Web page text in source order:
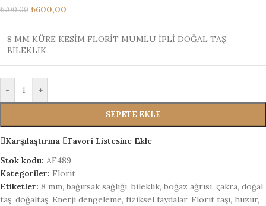
₺700,00 ₺600,00
8 MM KÜRE KESİM FLORİT MUMLU İPLİ DOĞAL TAŞ
BİLEKLİK
- +
SEPETE EKLE
Karşılaştırma
Favori Listesine Ekle
Stok kodu: AF489
Kategoriler: Florit
Etiketler: 8 mm, bağırsak sağlığı, bileklik, boğaz ağrısı, çakra, doğal
taş, doğaltaş, Enerji dengeleme, fiziksel faydalar, Florit taşı, huzur,